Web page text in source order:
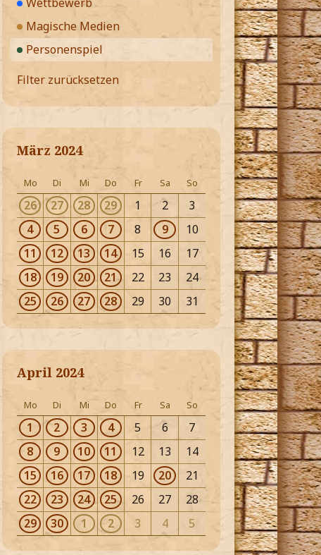
Magische Medien
Personenspiel
Filter zurücksetzen
März 2024
Mo Di Mi Do Fr Sa So
26 27 28 29 1 2
3
4
5 6 7 8 9
10
11
12 13 14 15 16
17
18
19 20 21 22 23
24
25
26 27 28 29 30 31
April 2024
Mo Di Mi Do Fr Sa So
1 2 3 4 5 6
7
8
9 10 11 12 13
14
15
16 17 18 19 20
21
22
23 24 25 26 27
28
29
30 1 2 3 4 5